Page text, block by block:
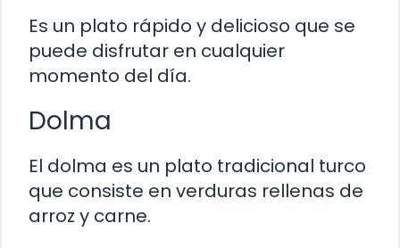
Es un plato rápido y delicioso que se
puede disfrutar en cualquier
momento del día.
Dolma
El dolma es un plato tradicional turco
que consiste en verduras rellenas de
arroz y carne.